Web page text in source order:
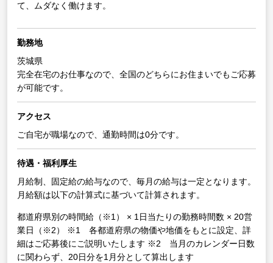
て、ムダなく働けます。
勤務地
茨城県
完全在宅のお仕事なので、全国のどちらにお住まいでもご応募
が可能です。
アクセス
ご自宅が職場なので、通勤時間は0分です。
待遇・福利厚生
月給制、固定給の給与なので、毎月の給与は一定となります。
月給額は以下の計算式に基づいて計算されます。
都道府県別の時間給（※1） × 1日当たりの勤務時間数 × 20営
業日（※2）
※1 各都道府県の物価や地価をもとに設定、詳
細はご応募後にご説明いたします ※2 当月のカレンダー日数
に関わらず、20日分を1月分として算出します